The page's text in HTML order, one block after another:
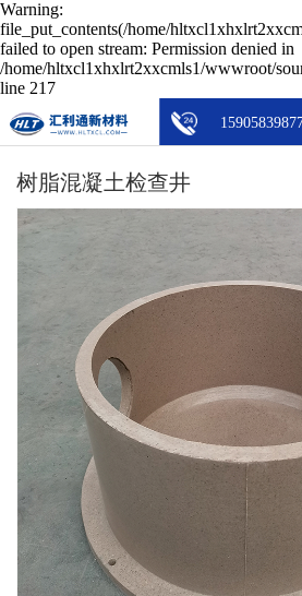
Warning:
file_put_contents(/home/
failed to open stream: Permission denied in
/home/hltxcl1xhxlrt2xxcmls1/wwwroot/
line 217
树脂混凝土检查井